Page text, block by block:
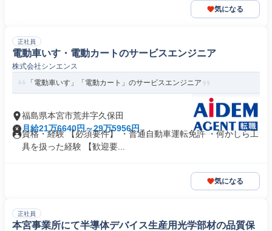
気になる
正社員
電動車いす・電動カートのサービスエンジニア
株式会社シンエンス
「電動車いす」「電動カート」のサービスエンジニア
福島県本宮市荒井字久保田
月給21万6640円～29万5956円
資格・経験 【必須要件】 ・普通自動車運転免許 ・何かしら工
具を扱った経験 【歓迎要...
気になる
正社員
本宮事業所にて半導体デバイス生産用光学部材の品質保